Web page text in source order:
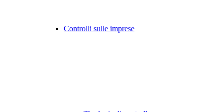
Controlli sulle imprese